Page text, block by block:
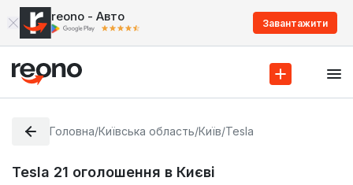
reono - Авто Завантажити
Головна/Київська область/Київ/Tesla
Tesla 21 оголошення в Києві